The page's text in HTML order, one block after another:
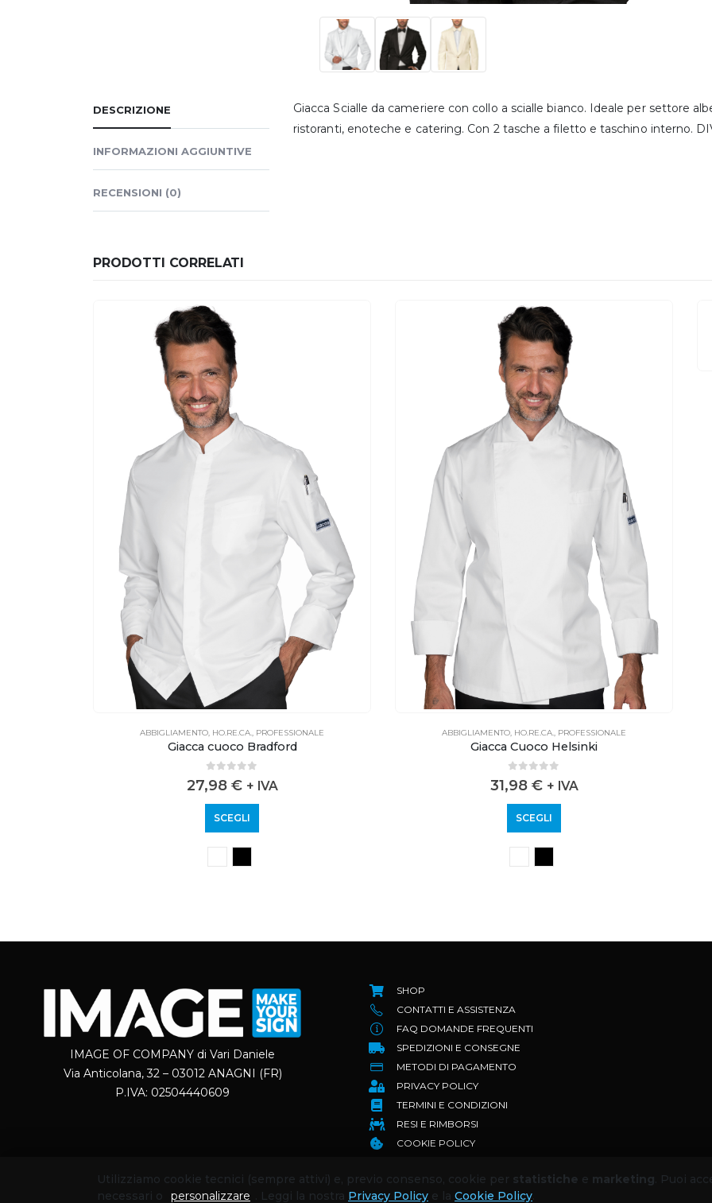
DESCRIZIONE
INFORMAZIONI AGGIUNTIVE
RECENSIONI (0)
Giacca Scialle da cameriere con collo a scialle bianco. Ideale per settore
ristoranti, enoteche e catering. Con 2 tasche a filetto e taschino interno.
PRODOTTI CORRELATI
ABBIGLIAMENTO, HO.RE.CA., PROFESSIONALE
Giacca cuoco Bradford
0out of 5
27,98 € + IVA
SCEGLI
ABBIGLIAMENTO, HO.RE.CA., PROFESSIONALE
Giacca Cuoco Helsinki
0out of 5
31,98 € + IVA
SCEGLI
IMAGE OF COMPANY di Vari Daniele
Via Anticolana, 32 – 03012 ANAGNI (FR)
P.IVA: 02504440609
SHOP
CONTATTI E ASSISTENZA
FAQ DOMANDE FREQUENTI
SPEDIZIONI E CONSEGNE
METODI DI PAGAMENTO
PRIVACY POLICY
TERMINI E CONDIZIONI
RESI E RIMBORSI
COOKIE POLICY
Utilizziamo cookie tecnici (sempre attivi) e, previo consenso, cookie per statistiche e marketing. Puoi
necessari o
personalizzare . Leggi la nostra Privacy Policy e la Cookie Policy.